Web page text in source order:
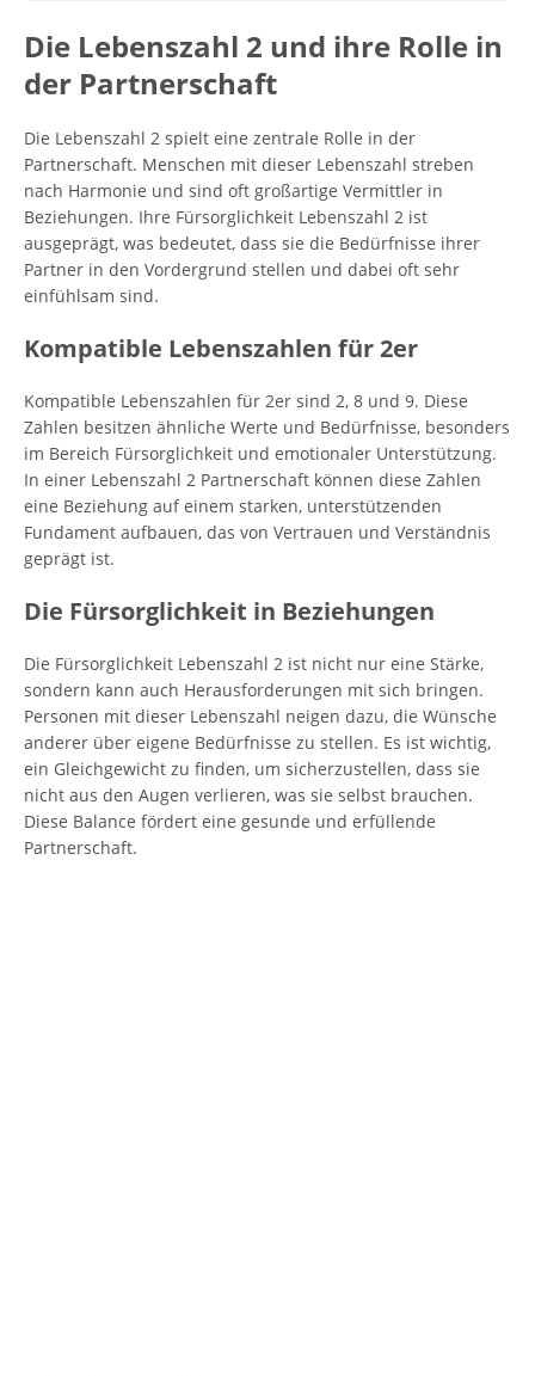
Die Lebenszahl 2 und ihre Rolle in
der Partnerschaft
Die Lebenszahl 2 spielt eine zentrale Rolle in der
Partnerschaft. Menschen mit dieser Lebenszahl streben
nach Harmonie und sind oft großartige Vermittler in
Beziehungen. Ihre Fürsorglichkeit Lebenszahl 2 ist
ausgeprägt, was bedeutet, dass sie die Bedürfnisse ihrer
Partner in den Vordergrund stellen und dabei oft sehr
einfühlsam sind.
Kompatible Lebenszahlen für 2er
Kompatible Lebenszahlen für 2er sind 2, 8 und 9. Diese
Zahlen besitzen ähnliche Werte und Bedürfnisse, besonders
im Bereich Fürsorglichkeit und emotionaler Unterstützung.
In einer Lebenszahl 2 Partnerschaft können diese Zahlen
eine Beziehung auf einem starken, unterstützenden
Fundament aufbauen, das von Vertrauen und Verständnis
geprägt ist.
Die Fürsorglichkeit in Beziehungen
Die Fürsorglichkeit Lebenszahl 2 ist nicht nur eine Stärke,
sondern kann auch Herausforderungen mit sich bringen.
Personen mit dieser Lebenszahl neigen dazu, die Wünsche
anderer über eigene Bedürfnisse zu stellen. Es ist wichtig,
ein Gleichgewicht zu finden, um sicherzustellen, dass sie
nicht aus den Augen verlieren, was sie selbst brauchen.
Diese Balance fördert eine gesunde und erfüllende
Partnerschaft.